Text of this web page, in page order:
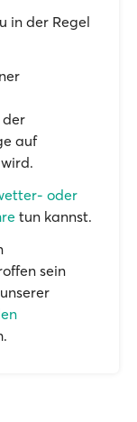
in der Regel
der
auf
oder
tun kannst.
sein